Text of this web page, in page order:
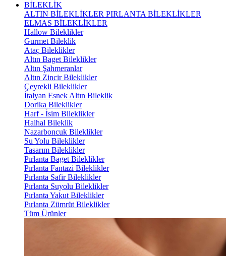
BİLEKLİK
ALTIN BİLEKLİKLER PIRLANTA BİLEKLİKLER
ELMAS BİLEKLİKLER
Hallow Bileklikler
Gurmet Bileklik
Ataç Bileklikler
Altın Baget Bileklikler
Altın Şahmeranlar
Altın Zincir Bileklikler
Çeyrekli Bileklikler
İtalyan Esnek Altın Bileklik
Dorika Bileklikler
Harf - İsim Bileklikler
Halhal Bileklik
Nazarboncuk Bileklikler
Su Yolu Bileklikler
Tasarım Bileklikler
Pırlanta Baget Bileklikler
Pırlanta Fantazi Bileklikler
Pırlanta Safir Bileklikler
Pırlanta Suyolu Bileklikler
Pırlanta Yakut Bileklikler
Pırlanta Zümrüt Bileklikler
Tüm Ürünler